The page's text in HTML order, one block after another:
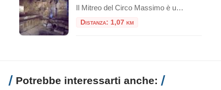
Il Mitreo del Circo Massimo è un sito archeologico situato a Roma, nei pressi del Circo Massimo, che rappresenta un antico santuario dedicato al culto di Mitra.Questo sito è una delle testimonianze più significative dell’antica religione del Mitraismo, una misteriosa religione orientale che si diffuse ampiamente nell’Impero Romano tra il I e il IV secolo […]
Distanza: 1,07 km
Potrebbe interessarti anche: